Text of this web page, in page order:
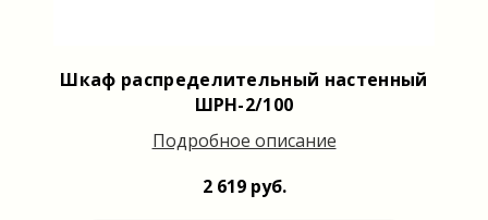
Шкаф распределительный настенный
ШРН-2/100
Подробное описание
2 619 руб.